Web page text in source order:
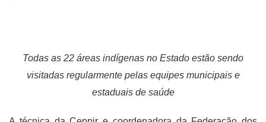
Todas as 22 áreas indígenas no Estado estão sendo
visitadas regularmente pelas equipes municipais e
estaduais de saúde